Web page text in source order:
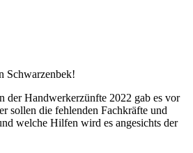
Schwarzenbek!
der Handwerkerzünfte 2022 gab es vor
sollen die fehlenden Fachkräfte und
welche Hilfen wird es angesichts der